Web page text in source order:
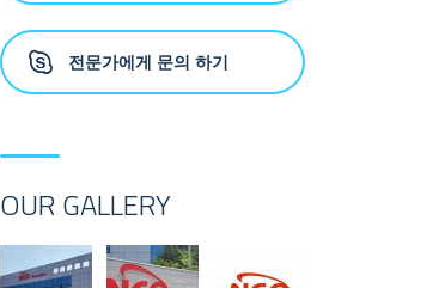
전문가에게 문의 하기
OUR GALLERY